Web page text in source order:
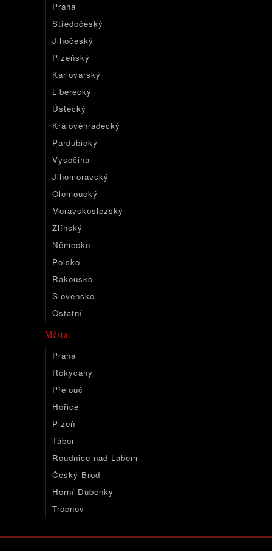
Praha
Středočeský
Jihočeský
Plzeňský
Karlovarský
Liberecký
Ústecký
Královéhradecký
Pardubický
Vysočina
Jihomoravský
Olomoucký
Moravskoslezský
Zlínský
Německo
Polsko
Rakousko
Slovensko
Ostatní
Města:
Praha
Rokycany
Přelouč
Hořice
Plzeň
Tábor
Roudnice nad Labem
Český Brod
Horní Dubenky
Trocnov